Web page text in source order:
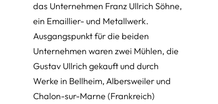
das Unternehmen Franz Ullrich Söhne,
ein Emaillier- und Metallwerk.
Ausgangspunkt für die beiden
Unternehmen waren zwei Mühlen, die
Gustav Ullrich gekauft und durch
Werke in Bellheim, Albersweiler und
Chalon-sur-Marne (Frankreich)